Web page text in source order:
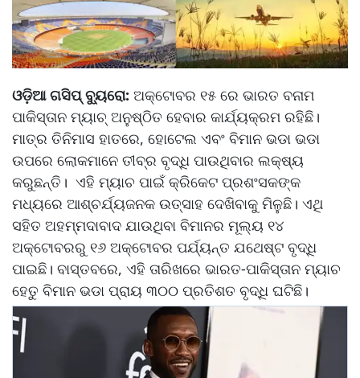
ଓଡ଼ିଆ ଗସିପ୍ ବ୍ୟୁରୋ: ଅକ୍ଟୋବର ୧୫ ରେ ଭାରତ ବନାମ
ପାକିସ୍ତାନ ମ୍ୟାଚ୍ ଅନୁଷ୍ଠିତ ହେବାର କାର୍ଯ୍ୟକ୍ରମ ରହିଛି।
ମାତ୍ର ତିନିମାସ ହାତରେ, ହୋଟେଲ ଏବଂ ବିମାନ ଭଡା ଭଡା
ଉପରେ ଲୋକମାନେ ତୀବ୍ର ବୃଦ୍ଧି ପାଉଥିବାର ଲକ୍ଷ୍ୟ
କରୁଛନ୍ତି। ଏହି ମ୍ୟାଚ ପାଇଁ କ୍ରିକେଟ ପ୍ରଶଂସକଙ୍କ
ମଧ୍ୟରେ ଆଶ୍ଚର୍ଯ୍ୟଜନକ ଉତ୍ସାହ ଦେଖିବାକୁ ମିଳୁଛି। ଏଥି
ସହିତ ଅହମ୍ମଦାବାଦ ଯାଉଥିବା ବିମାନର ମୂଲ୍ୟ ୧୪
ଅକ୍ଟୋବରରୁ ୧୬ ଅକ୍ଟୋବର ପର୍ଯ୍ୟନ୍ତ ଯଥେଷ୍ଟ ବୃଦ୍ଧି
ପାଇଛି। ବାସ୍ତବରେ, ଏହି ତାରିଖରେ ଭାରତ-ପାକିସ୍ତାନ ମ୍ୟାଚ
ହେତୁ ବିମାନ ଭଡା ପ୍ରାୟ ୩୦୦ ପ୍ରତିଶତ ବୃଦ୍ଧି ଘଟିଛି।